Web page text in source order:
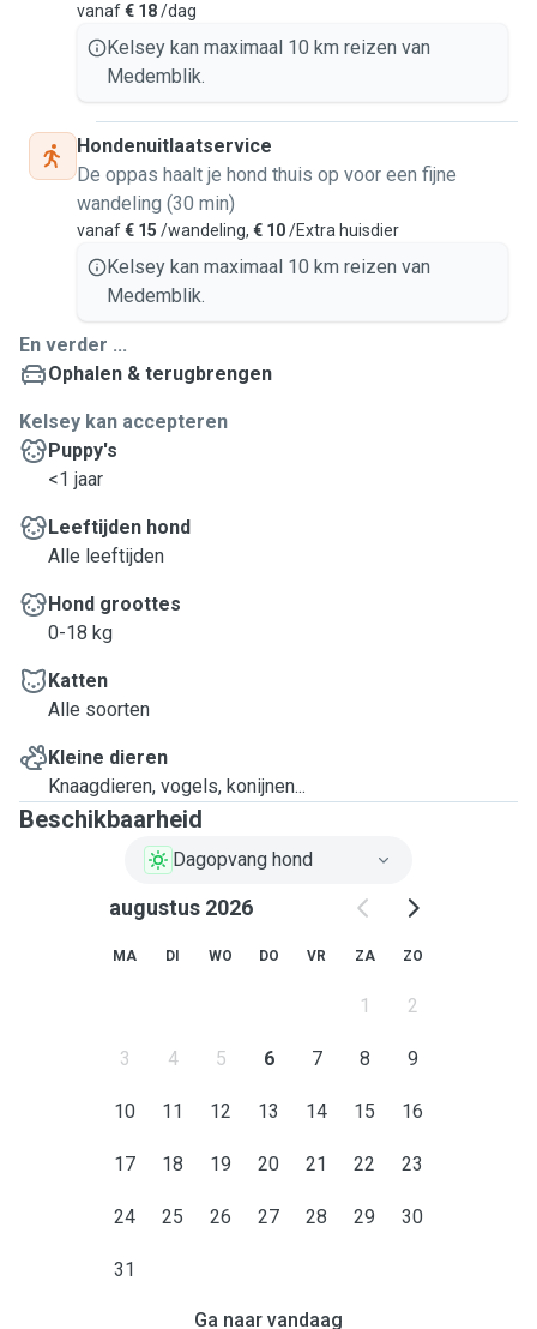
Ik ben dol op zowel katten als honden en zorg altijd alsof
ze mijn eigen dieren zijn. Tijdens de opvang stuur ik graag
gerust gevoel weg bent 📸
vanaf€ 18/dag
Kelsey kan maximaal 10 km reizen van
Medemblik.
Hondenuitlaatservice
De oppas haalt je hond thuis op voor een fijne
wandeling (30 min)
vanaf€ 15 /wandeling, € 10/Extra huisdier
Kelsey kan maximaal 10 km reizen van
Medemblik.
En verder ...
Ophalen & terugbrengen
Kelsey kan accepteren
Puppy's
<1 jaar
Leeftijden hond
Alle leeftijden
Hond groottes
0-18 kg
Katten
Alle soorten
Kleine dieren
Knaagdieren, vogels, konijnen...
Beschikbaarheid
Dagopvang hond
augustus 2026
MA DI WO DO VR ZA ZO
1 2
3 4 5 6 7 8 9
10 11 12 13 14 15 16
17 18 19 20 21 22 23
24 25 26 27 28 29 30
31
Ga naar vandaag